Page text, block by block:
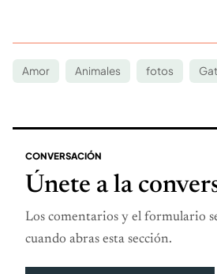
Amor Animales fotos
CONVERSACIÓN
Únete a la
Los comentarios y el formulario
cuando abras esta sección.